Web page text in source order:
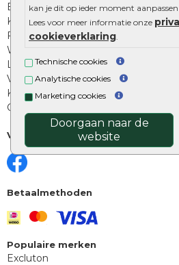
kan je dit op ieder moment
Lees voor meer informatie onze
cookieverklaring
Technische cookies
Analytische cookies
Marketing cookies
Doorgaan naar de
website
Excluton garantie
Klantenbeoordelingen
Foto's en voorbeelden
Workshop bestraten
Legverbanden: verschillende soorten
Voegen van tuintegels
Keramische tegels schoonmaken
Opsluitbanden plaatsen
Volg ons
Betaalmethoden
Populaire merken
Excluton